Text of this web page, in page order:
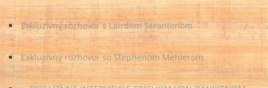
Exkluzívny rozhovor s Lairdom Scrantonom
Exkluzívny rozhovor so Stephenom Mehlerom